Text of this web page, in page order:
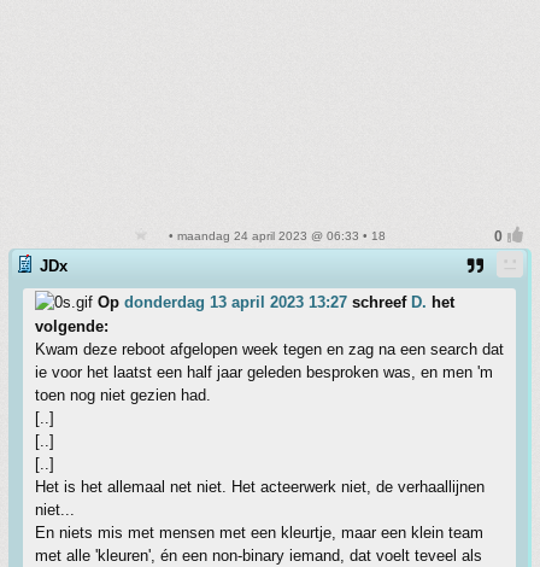
• maandag 24 april 2023 @ 06:33 • 18
JDx
Op donderdag 13 april 2023 13:27 schreef D. het
volgende:
Kwam deze reboot afgelopen week tegen en zag na een search dat
ie voor het laatst een half jaar geleden besproken was, en men 'm
toen nog niet gezien had.
[..]
[..]
[..]
Het is het allemaal net niet. Het acteerwerk niet, de verhaallijnen
niet...
En niets mis met mensen met een kleurtje, maar een klein team
met alle 'kleuren', én een non-binary iemand, dat voelt teveel als